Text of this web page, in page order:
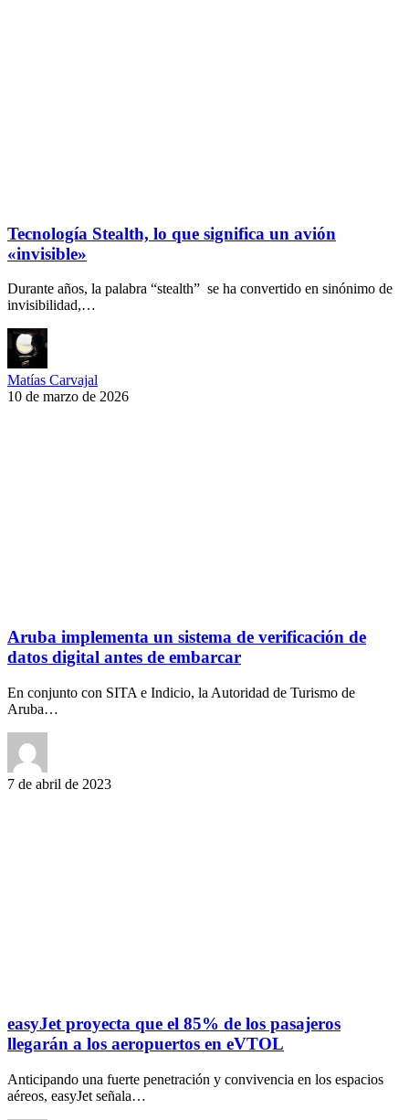
Tecnología Stealth, lo que significa un avión
«invisible»
Durante años, la palabra “stealth” se ha convertido en sinónimo de
invisibilidad,…
Matías Carvajal
10 de marzo de 2026
Aruba implementa un sistema de verificación de
datos digital antes de embarcar
En conjunto con SITA e Indicio, la Autoridad de Turismo de
Aruba…
7 de abril de 2023
easyJet proyecta que el 85% de los pasajeros
llegarán a los aeropuertos en eVTOL
Anticipando una fuerte penetración y convivencia en los espacios
aéreos, easyJet señala…